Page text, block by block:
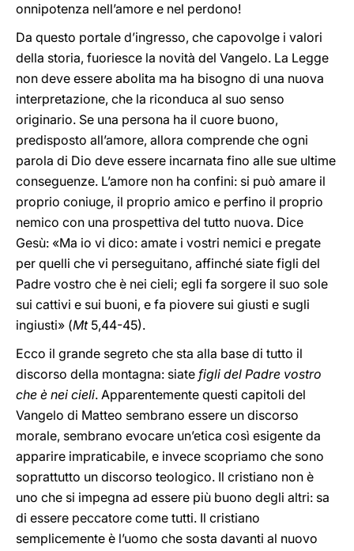
onnipotenza nell’amore e nel perdono!
Da questo portale d’ingresso, che capovolge i valori
della storia, fuoriesce la novità del Vangelo. La Legge
non deve essere abolita ma ha bisogno di una nuova
interpretazione, che la riconduca al suo senso
originario. Se una persona ha il cuore buono,
predisposto all’amore, allora comprende che ogni
parola di Dio deve essere incarnata fino alle sue ultime
conseguenze. L’amore non ha confini: si può amare il
proprio coniuge, il proprio amico e perfino il proprio
nemico con una prospettiva del tutto nuova. Dice
Gesù: «Ma io vi dico: amate i vostri nemici e pregate
per quelli che vi perseguitano, affinché siate figli del
Padre vostro che è nei cieli; egli fa sorgere il suo sole
sui cattivi e sui buoni, e fa piovere sui giusti e sugli
ingiusti» (Mt5,44-45).
Ecco il grande segreto che sta alla base di tutto il
discorso della montagna: siate figli del Padre vostro
che è nei cieli. Apparentemente questi capitoli del
Vangelo di Matteo sembrano essere un discorso
morale, sembrano evocare un’etica così esigente da
apparire impraticabile, e invece scopriamo che sono
soprattutto un discorso teologico. Il cristiano non è
uno che si impegna ad essere più buono degli altri: sa
di essere peccatore come tutti. Il cristiano
semplicemente è l’uomo che sosta davanti al nuovo